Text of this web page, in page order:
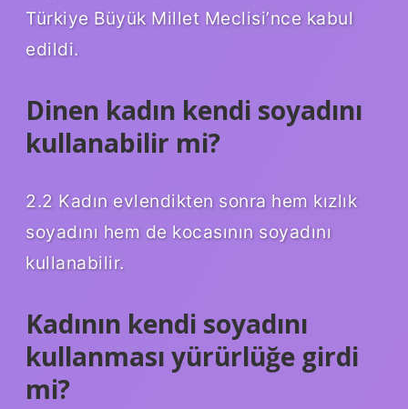
Türkiye Büyük Millet Meclisi’nce kabul
edildi.
Dinen kadın kendi soyadını
kullanabilir mi?
2.2 Kadın evlendikten sonra hem kızlık
soyadını hem de kocasının soyadını
kullanabilir.
Kadının kendi soyadını
kullanması yürürlüğe girdi
mi?